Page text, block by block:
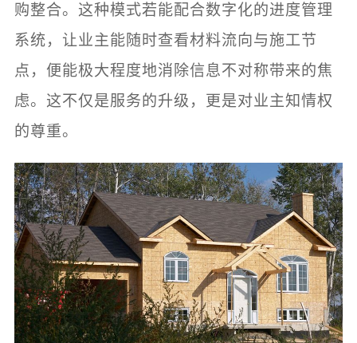
购整合。这种模式若能配合数字化的进度管理
系统，让业主能随时查看材料流向与施工节
点，便能极大程度地消除信息不对称带来的焦
虑。这不仅是服务的升级，更是对业主知情权
的尊重。